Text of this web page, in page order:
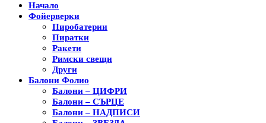
Начало
Фойерверки
Пиробатерии
Пиратки
Ракети
Римски свещи
Други
Балони Фолио
Балони – ЦИФРИ
Балони – СЪРЦЕ
Балони – НАДПИСИ